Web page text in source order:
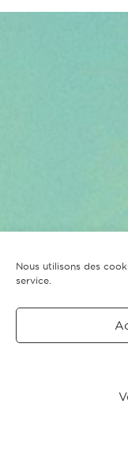
Nous utilisons des
service.